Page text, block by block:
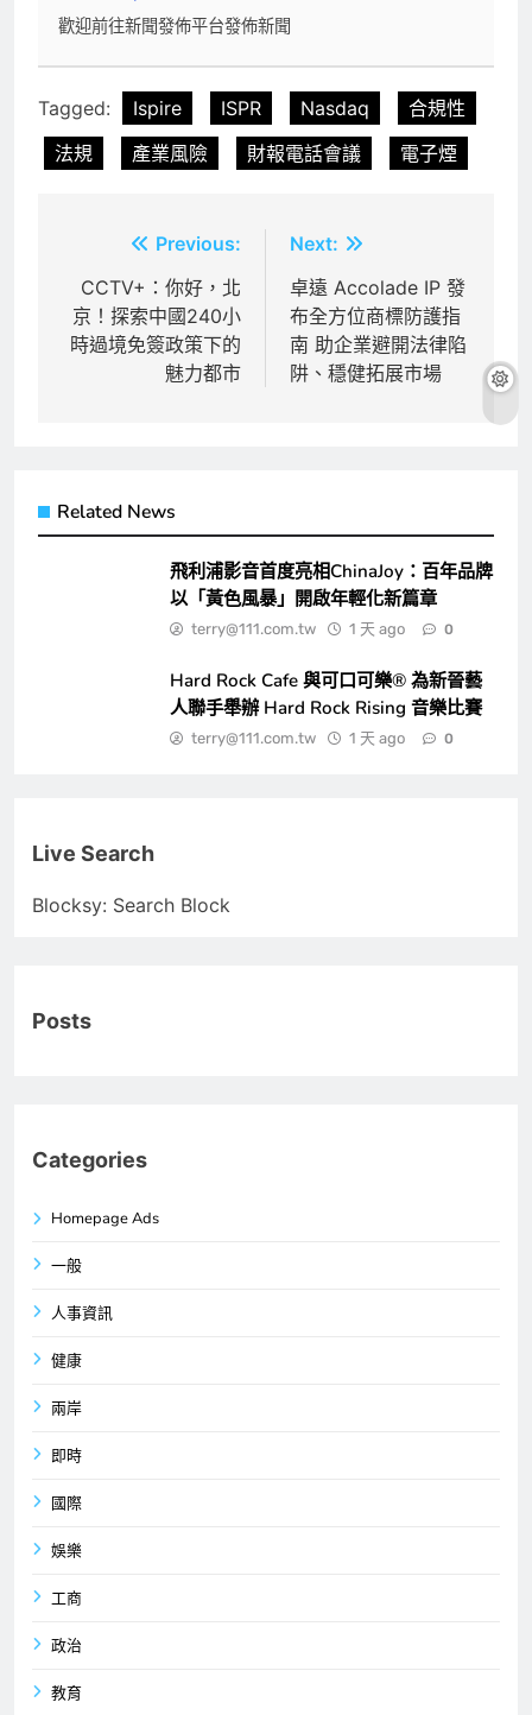
歡迎前往新聞發佈平台發佈新聞
Tagged: Ispire ISPR Nasdaq
合規性
法規
產業風險 財報電話會議 電子煙
章
導
Previous:
CCTV+：你好，北
京！探索中國240小
時過境免簽政策下的
魅力都市
Next:
卓遠 Accolade IP 發
布全方位商標防護指
南 助企業避開法律陷
阱、穩健拓展市場
Related News
飛利浦影音首度亮相ChinaJoy：百年品牌
以「黃色風暴」開啟年輕化新篇章
terry@111.com.tw 1 天 ago 0
Hard Rock Cafe 與可口可樂® 為新晉藝
人聯手舉辦 Hard Rock Rising 音樂比賽
terry@111.com.tw 1 天 ago 0
Live Search
Blocksy: Search Block
Posts
Categories
Homepage Ads
一般
人事資訊
健康
兩岸
即時
國際
娛樂
工商
政治
教育